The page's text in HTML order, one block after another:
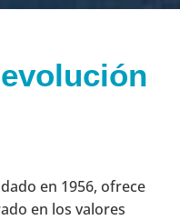
en 1956, ofrece
en los valores